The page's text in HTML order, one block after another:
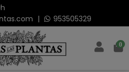
| 953505329
0